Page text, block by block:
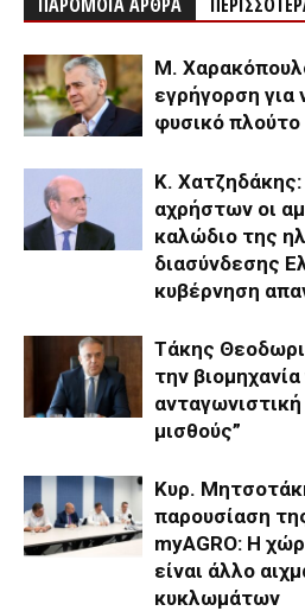
Μ.
εγρήγορση για
φυσικό πλούτο
Κ.
αχρήστων οι
καλώδιο της
διασύνδεσης
κυβέρνηση
Τάκης
την βιομηχανία
μισθούς”
Κυρ.
παρουσίαση
myAGRO: Η
είναι άλλο
κυκλωμάτων